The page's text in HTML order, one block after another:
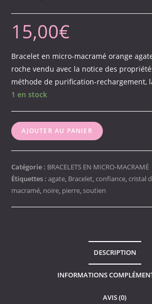
15,00€
Bracelet en micro-macramé orange
roche vendu avec la notice des
méthode de purification-rechargement,
1 en stock
quantité
de
Bracelet
en
micro-
macramé
AJOUTER AU PANIER
Catégorie : BRACELETS EN MICRO-MACRAMÉ
Étiquettes :agate Bracelet ,confiance ,cristal
macramé noire pierre ,soutien
DESCRIPTION
INFORMATIONS
AVIS (0)